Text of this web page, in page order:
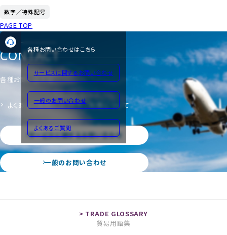
数字／特殊記号
PAGE TOP
各種お問い合わせはこちら
サービスに関するお問い合わせ
一般のお問い合わせ
よくあるご質問
CONTACT
各種お問い合わせ
よくあるご質問 サイトのご利用について
サービスに関するお問い合わせ
一般のお問い合わせ
貿易用語集